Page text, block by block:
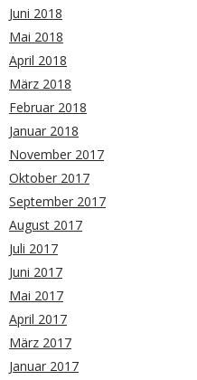
Juni 2018
Mai 2018
April 2018
März 2018
Februar 2018
Januar 2018
November 2017
Oktober 2017
September 2017
August 2017
Juli 2017
Juni 2017
Mai 2017
April 2017
März 2017
Januar 2017